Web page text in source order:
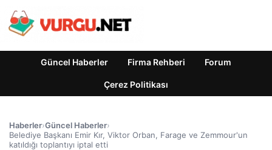
Güncel Haberler Firma Rehberi Forum
Çerez Politikası
Haberler›Güncel Haberler›
Belediye Başkanı Emir Kır, Viktor Orban, Farage ve Zemmour'un
katıldığı toplantıyı iptal etti